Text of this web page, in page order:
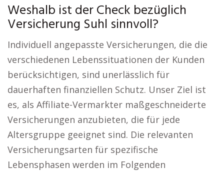
Weshalb ist der Check bezüglich
Versicherung Suhl sinnvoll?
Individuell angepasste Versicherungen, die die
verschiedenen Lebenssituationen der Kunden
berücksichtigen, sind unerlässlich für
dauerhaften finanziellen Schutz. Unser Ziel ist
es, als Affiliate-Vermarkter maßgeschneiderte
Versicherungen anzubieten, die für jede
Altersgruppe geeignet sind. Die relevanten
Versicherungsarten für spezifische
Lebensphasen werden im Folgenden